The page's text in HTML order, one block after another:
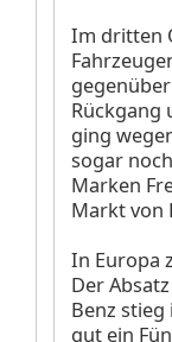
Im dritten
Rückgang
ging
sogar
Marken
Markt von
In Europa
Der
Benz
gut ein